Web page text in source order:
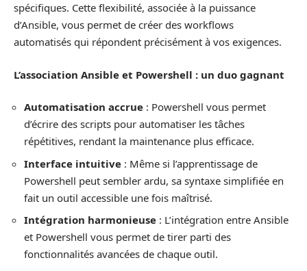
spécifiques. Cette flexibilité, associée à la puissance
d’Ansible, vous permet de créer des workflows
automatisés qui répondent précisément à vos exigences.
L’association Ansible et Powershell : un duo gagnant
Automatisation accrue : Powershell vous permet
d’écrire des scripts pour automatiser les tâches
répétitives, rendant la maintenance plus efficace.
Interface intuitive : Même si l’apprentissage de
Powershell peut sembler ardu, sa syntaxe simplifiée en
fait un outil accessible une fois maîtrisé.
Intégration harmonieuse : L’intégration entre Ansible
et Powershell vous permet de tirer parti des
fonctionnalités avancées de chaque outil.